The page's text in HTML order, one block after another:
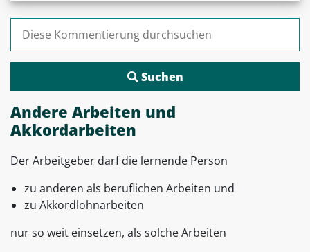
Suchen nach:
Andere Arbeiten und
Akkordarbeiten
Der Arbeitgeber darf die lernende Person
zu anderen als beruflichen Arbeiten und
zu Akkordlohnarbeiten
nur so weit einsetzen, als solche Arbeiten